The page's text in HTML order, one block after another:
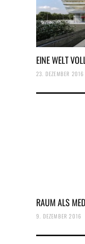
EINE WELT
23. DEZEMBER 2016
RAUM ALS
9. DEZEMBER 2016